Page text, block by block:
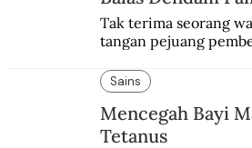
Tak terima seorang
tangan pejuang
pembalasan.
Sains
Mencegah Bayi
Tetanus